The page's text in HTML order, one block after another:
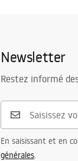
Newsletter
Restez informé
En saisissant et en
générales.